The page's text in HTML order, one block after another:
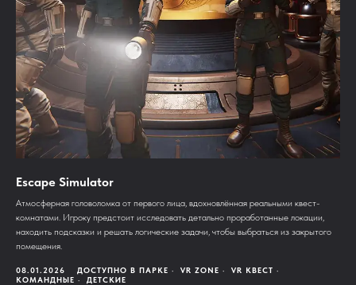
Escape Simulator
Aтмосферная головоломка от первого лица, вдохновлённая реальными квест-
комнатами. Игроку предстоит исследовать детально проработанные локации,
находить подсказки и решать логические задачи, чтобы выбраться из закрытого
помещения.
08.01.2026 ДОСТУПНО В ПАРКЕ VR ZONE
VR КВЕСТ
КОМАНДНЫЕ
ДЕТСКИЕ